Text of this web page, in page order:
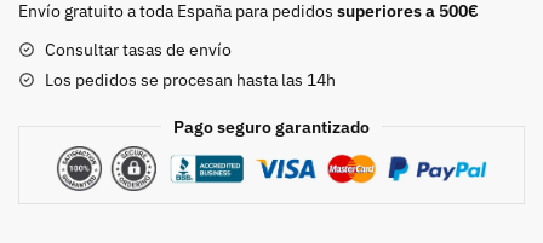
cantidad
Envío gratuito a toda España para pedidos superiores a 500€
Consultar tasas de envío
Los pedidos se procesan hasta las 14h
Pago seguro garantizado